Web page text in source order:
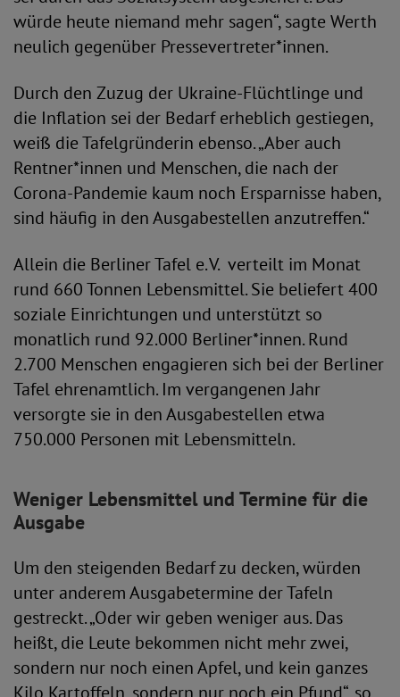
würde heute niemand mehr sagen“, sagte Werth
neulich gegenüber Pressevertreter*innen.
Durch den Zuzug der Ukraine-Flüchtlinge und
die Inflation sei der Bedarf erheblich gestiegen,
weiß die Tafelgründerin ebenso. „Aber auch
Rentner*innen und Menschen, die nach der
Corona-Pandemie kaum noch Ersparnisse haben,
sind häufig in den Ausgabestellen anzutreffen.“
Allein die Berliner Tafel e. V. verteilt im Monat
rund 660 Tonnen Lebensmittel. Sie beliefert 400
soziale Einrichtungen und unterstützt so
monatlich rund 92.000 Berliner*innen. Rund
2.700 Menschen engagieren sich bei der Berliner
Tafel ehrenamtlich. Im vergangenen Jahr
versorgte sie in den Ausgabestellen etwa
750.000 Personen mit Lebensmitteln.
Weniger Lebensmittel und Termine für die
Ausgabe
Um den steigenden Bedarf zu decken, würden
unter anderem Ausgabetermine der Tafeln
gestreckt. „Oder wir geben weniger aus. Das
heißt, die Leute bekommen nicht mehr zwei,
sondern nur noch einen Apfel, und kein ganzes